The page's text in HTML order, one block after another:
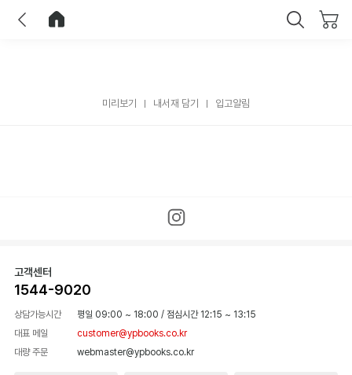
미리보기 내서재 담기 입고알림
고객센터
1544-9020
상담가능시간 평일 09:00 ~ 18:00 / 점심시간 12:15 ~ 13:15
대표 메일
customer@ypbooks.co.kr
대량 주문
webmaster@ypbooks.co.kr